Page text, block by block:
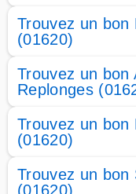
Trouvez un bon
(01620)
Trouvez un bon
Replonges
Trouvez un bon
(01620)
Trouvez un bon
(01620)